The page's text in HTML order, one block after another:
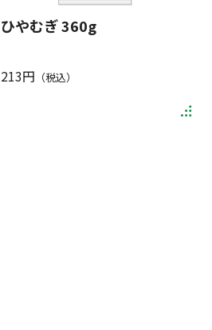
ひやむぎ 360g
213円 （税込）